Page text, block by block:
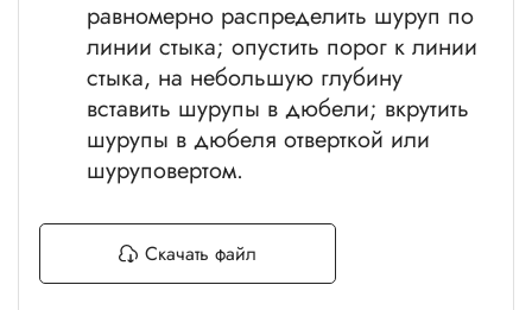
равномерно распределить шуруп по
линии стыка; опустить порог к линии
стыка, на небольшую глубину
вставить шурупы в дюбели; вкрутить
шурупы в дюбеля отверткой или
шуруповертом.
Скачать файл